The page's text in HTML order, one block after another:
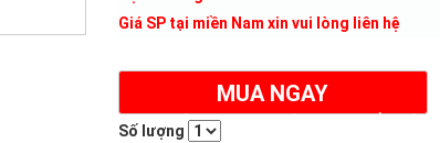
Giá SP tại miền Nam xin vui lòng liên hệ
MUA NGAY
(ĐẶT HÀNG ONLINE NHẬN NGAY CHẢO TỪ)
Số lượng